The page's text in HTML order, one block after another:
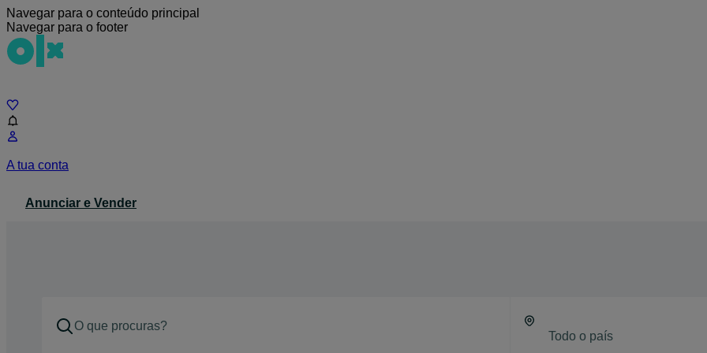
Navegar para o conteúdo principal
Navegar para o footer
A tua conta
Anunciar e Vender